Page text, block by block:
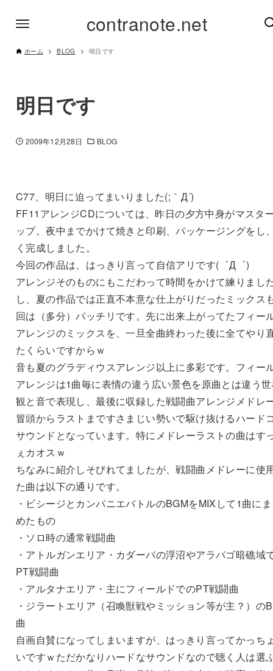
contranote.net
ホーム BLOG 明日です
明日です
2009年12月28日 BLOG
C77、明日に迫ってまいりました(;｀Д´)
FF11アレンジCDについては、昨日の夕方中身がマスタ
ップ。夜中までかけて焼きと印刷、パッケージングをし
く完成しました。
今回の作品は、はっきり言って自信アリです(゜Д゜)
アレンジそのものにもこだわって時間をかけて練りまし
し、夏の作品では正直不本意な仕上がりだったミックス
回は（多分）バッチリです。先に出来上がってたフィー
アレンジのミックスを、一旦全曲終わった後に全てやり
たくらいですからｗ
音も夏のグラディウスアレンジ以上に多彩です。フィー
アレンジは1曲毎に表情の違う広い景色を原曲とは違う
観と音で表現し、最後に収録した戦闘曲アレンジメドレ
冒頭からラストまですさまじい勢いで駆け抜けるハード
サウンドとなっています。特にメドレーラストの曲はす
ぇカオスｗ
ちなみに紹介しそびれてましたが、戦闘曲メドレーに使
た曲は以下の通りです。
・ビシージとカンパニエバトルのBGMをMIXして1曲に
めたもの
・ソロ時の通常戦闘曲
・アトルガンエリア・カダーバの浮沼やアラパゴ暗礁域
PT戦闘曲
・アルタナエリア・主にフィールドでのPT戦闘曲
・ジラートエリア（召喚獣戦やミッション等が主？）の
曲
自画自賛になってしまいますが、はっきり言ってかっち
いですｗただかなりハードなサウンドなので聴く人は選